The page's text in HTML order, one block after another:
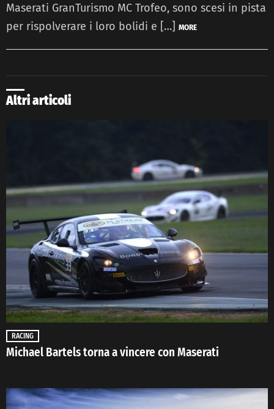
Maserati GranTurismo MC Trofeo, sono scesi in pista
per rispolverare i loro bolidi e […] MORE
Altri articoli
RACING
Michael Bartels torna a vincere con Maserati